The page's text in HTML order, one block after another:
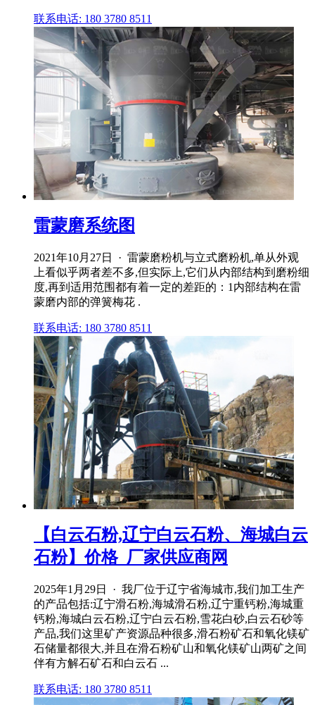
联系电话: 180 3780 8511
雷蒙磨系统图
2021年10月27日 · 雷蒙磨粉机与立式磨粉机,单从外观
上看似乎两者差不多,但实际上,它们从内部结构到磨粉细
度,再到适用范围都有着一定的差距的：1内部结构在雷
蒙磨内部的弹簧梅花 .
联系电话: 180 3780 8511
【白云石粉,辽宁白云石粉、海城白云
石粉】价格_厂家供应商网
2025年1月29日 · 我厂位于辽宁省海城市,我们加工生产
的产品包括:辽宁滑石粉,海城滑石粉,辽宁重钙粉,海城重
钙粉,海城白云石粉,辽宁白云石粉,雪花白砂,白云石砂等
产品,我们这里矿产资源品种很多,滑石粉矿石和氧化镁矿
石储量都很大,并且在滑石粉矿山和氧化镁矿山两矿之间
伴有方解石矿石和白云石 ...
联系电话: 180 3780 8511